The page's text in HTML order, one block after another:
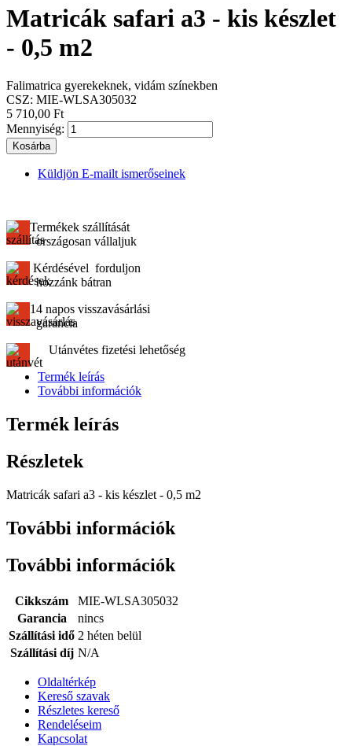
Matricák safari a3 - kis készlet
- 0,5 m2
Falimatrica gyerekeknek, vidám színekben
CSZ: MIE-WLSA305032
5 710,00 Ft
Mennyiség:
Kosárba
Küldjön E-mailt ismerőseinek
Termékek szállítását
országosan vállaljuk
Kérdésével forduljon
hozzánk bátran
14 napos visszavásárlási
garancia
Utánvétes fizetési lehetőség
Termék leírás
További információk
Termék leírás
Részletek
Matricák safari a3 - kis készlet - 0,5 m2
További információk
További információk
Cikkszám
MIE-WLSA305032
Garancia
nincs
Szállítási idő 2 héten belül
Szállítási díj N/A
Oldaltérkép
Kereső szavak
Részletes kereső
Rendeléseim
Kapcsolat